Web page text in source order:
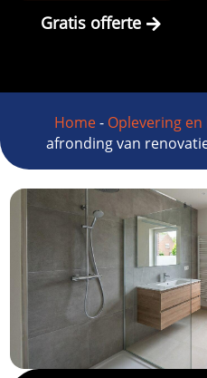
Gratis offerte
Home- Oplevering
afronding van